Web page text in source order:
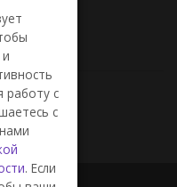
работу с
с
. Если